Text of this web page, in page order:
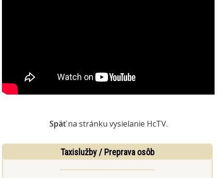
Späťna stránku vysielanie HcTV.
Taxislužby / Preprava osôb